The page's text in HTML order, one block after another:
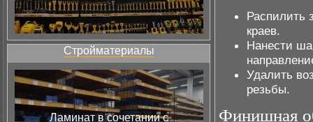
Стройматериалы
Ламинат в сочетании с
Распилить
краев.
Нанести
Удалить
резьбы.
Финишная